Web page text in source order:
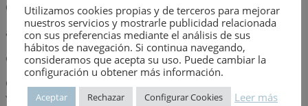
Observaciones
autor
editorial
CONSEJO ANDALUZ DE COLEGIOS OFICIALES DE APAREJADORES
Y ARQUITECTOS TECNICOS
Utilizamos cookies propias y de terceros para mejorar
nuestros servicios y mostrarle publicidad relacionada
con sus preferencias mediante el análisis de sus
hábitos de navegación. Si continua navegando,
consideramos que acepta su uso. Puede cambiar la
configuración u obtener más información.
Aceptar Rechazar Configurar Cookies Leer más